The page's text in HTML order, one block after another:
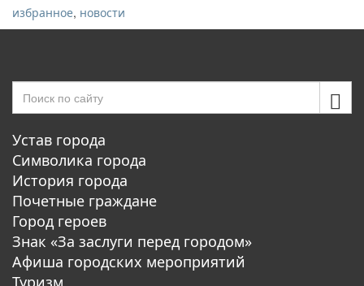
избранное, новости
Устав города
Символика города
История города
Почетные граждане
Город героев
Знак «За заслуги перед городом»
Афиша городских мероприятий
Туризм